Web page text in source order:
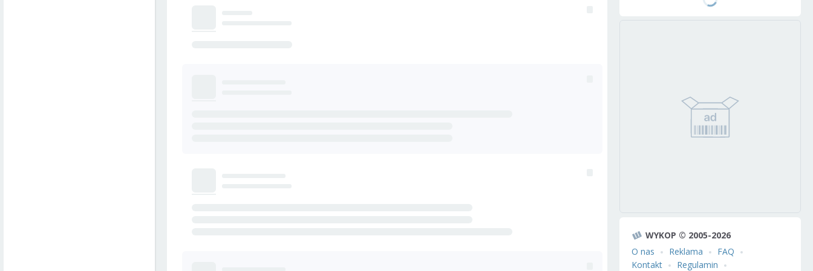
WYKOP © 2005-2026
O nas
Reklama
FAQ
Kontakt
Regulamin